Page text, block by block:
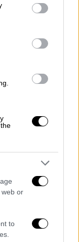
You may click to
party tags to
in below Google
web or
to
Βιεϊρίνια
τη
την
ΠΑΟΚ έχει
. Σε πρώτη
επί της ΑΕΚ
όμως
τον
τα
ΠΑΕ